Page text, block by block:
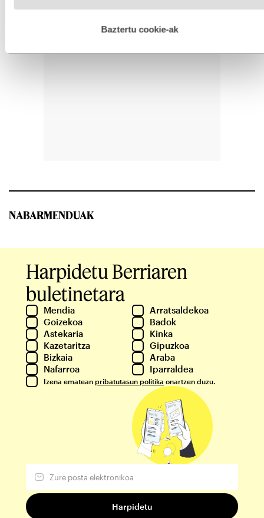
esplizitua ematen diguzu.Gehiago irakurri
Baztertu cookie-ak
NABARMENDUAK
Harpidetu Berriaren
buletinetara
Mendia
Arratsaldekoa
Goizekoa
Badok
Astekaria
Kinka
Kazetaritza
Gipuzkoa
Bizkaia
Araba
Nafarroa
Iparraldea
Izena ematean pribatutasun politika onartzen duzu.